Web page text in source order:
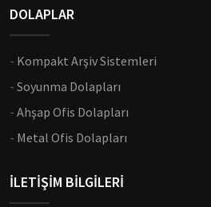
DOLAPLAR
- Kompakt Arşiv Sistemleri
- Soyunma Dolapları
- Ahşap Ofis Dolapları
- Metal Ofis Dolapları
İLETİŞİM BİLGİLERİ